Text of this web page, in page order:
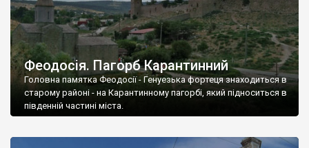
Феодосія. Пагорб Карантинний
Головна памятка Феодосії - Генуезька фортеця знаходиться в
старому районі - на Карантинному пагорбі, який підноситься в
південній частині міста.